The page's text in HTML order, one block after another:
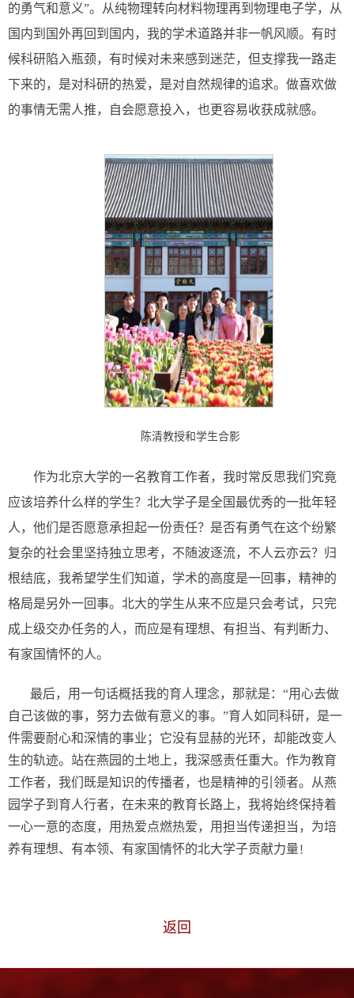
的勇气和意义”。从纯物理转向材料物理再到物理电子学，从
国内到国外再回到国内，我的学术道路并非一帆风顺。有时
候科研陷入瓶颈，有时候对未来感到迷茫，但支撑我一路走
下来的，是对科研的热爱，是对自然规律的追求。做喜欢做
的事情无需人推，自会愿意投入，也更容易收获成就感。
陈清教授和学生合影
作为北京大学的一名教育工作者，我时常反思我们究竟
应该培养什么样的学生？北大学子是全国最优秀的一批年轻
人，他们是否愿意承担起一份责任？是否有勇气在这个纷繁
复杂的社会里坚持独立思考，不随波逐流，不人云亦云？归
根结底，我希望学生们知道，学术的高度是一回事，精神的
格局是另外一回事。北大的学生从来不应是只会考试，只完
成上级交办任务的人，而应是有理想、有担当、有判断力、
有家国情怀的人。
最后，用一句话概括我的育人理念，那就是：“用心去做
自己该做的事，努力去做有意义的事。”育人如同科研，是一
件需要耐心和深情的事业；它没有显赫的光环，却能改变人
生的轨迹。站在燕园的土地上，我深感责任重大。作为教育
工作者，我们既是知识的传播者，也是精神的引领者。从燕
园学子到育人行者，在未来的教育长路上，我将始终保持着
一心一意的态度，用热爱点燃热爱，用担当传递担当，为培
养有理想、有本领、有家国情怀的北大学子贡献力量！
返回